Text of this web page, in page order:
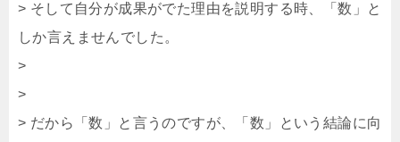
> そして自分が成果がでた理由を説明する時、「数」と
しか言えませんでした。
>
>
> だから「数」と言うのですが、「数」という結論に向